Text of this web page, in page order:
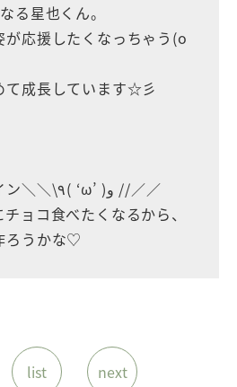
る星也くん。
が応援したくなっちゃう(о
て成長しています☆彡
もうすぐバレンタイン＼＼\٩( ‘ω’ )و //／／
ョコ食べたくなるから、
ろうかな♡
list next